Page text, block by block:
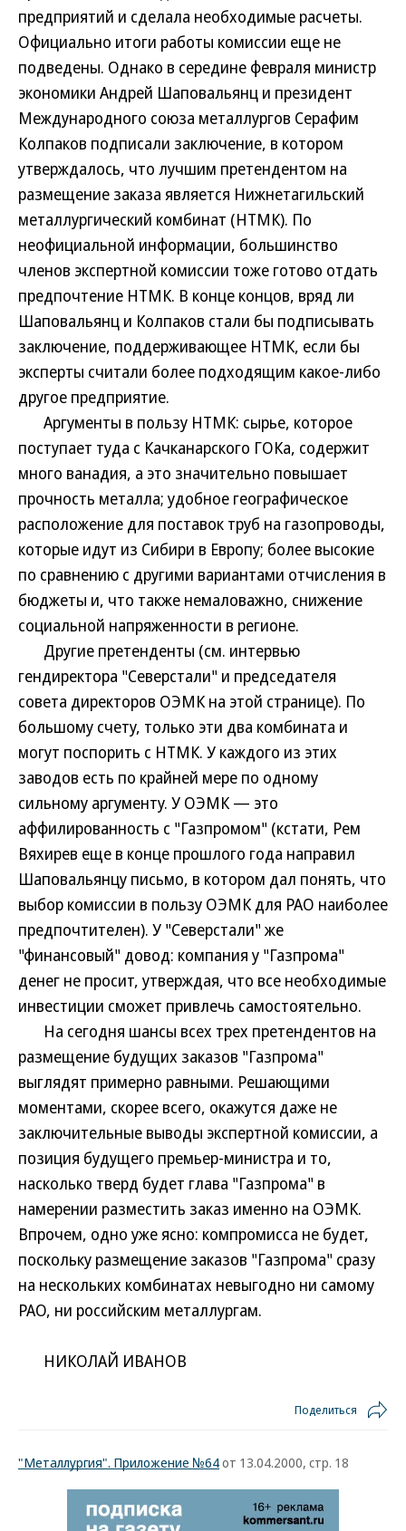
предприятий и сделала необходимые расчеты.
Официально итоги работы комиссии еще не
подведены. Однако в середине февраля министр
экономики Андрей Шаповальянц и президент
Международного союза металлургов Серафим
Колпаков подписали заключение, в котором
утверждалось, что лучшим претендентом на
размещение заказа является Нижнетагильский
металлургический комбинат (НТМК). По
неофициальной информации, большинство
членов экспертной комиссии тоже готово отдать
предпочтение НТМК. В конце концов, вряд ли
Шаповальянц и Колпаков стали бы подписывать
заключение, поддерживающее НТМК, если бы
эксперты считали более подходящим какое-либо
другое предприятие.
Аргументы в пользу НТМК: сырье, которое
поступает туда с Качканарского ГОКа, содержит
много ванадия, а это значительно повышает
прочность металла; удобное географическое
расположение для поставок труб на газопроводы,
которые идут из Сибири в Европу; более высокие
по сравнению с другими вариантами отчисления в
бюджеты и, что также немаловажно, снижение
социальной напряженности в регионе.
Другие претенденты (см. интервью
гендиректора "Северстали" и председателя
совета директоров ОЭМК на этой странице). По
большому счету, только эти два комбината и
могут поспорить с НТМК. У каждого из этих
заводов есть по крайней мере по одному
сильному аргументу. У ОЭМК — это
аффилированность с "Газпромом" (кстати, Рем
Вяхирев еще в конце прошлого года направил
Шаповальянцу письмо, в котором дал понять, что
выбор комиссии в пользу ОЭМК для РАО наиболее
предпочтителен). У "Северстали" же
"финансовый" довод: компания у "Газпрома"
денег не просит, утверждая, что все необходимые
инвестиции сможет привлечь самостоятельно.
На сегодня шансы всех трех претендентов на
размещение будущих заказов "Газпрома"
выглядят примерно равными. Решающими
моментами, скорее всего, окажутся даже не
заключительные выводы экспертной комиссии, а
позиция будущего премьер-министра и то,
насколько тверд будет глава "Газпрома" в
намерении разместить заказ именно на ОЭМК.
Впрочем, одно уже ясно: компромисса не будет,
поскольку размещение заказов "Газпрома" сразу
на нескольких комбинатах невыгодно ни самому
РАО, ни российским металлургам.
НИКОЛАЙ ИВАНОВ
Поделиться
"Металлургия". Приложение №64от 13.04.2000, стр. 18